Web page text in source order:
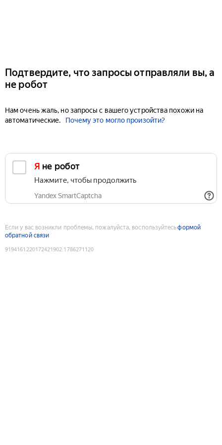
Подтвердите, что запросы отправляли вы, а
не робот
Нам очень жаль, но запросы с вашего устройства похожи на
автоматические.
Почему это могло произойти?
Я не робот
Нажмите, чтобы продолжить
Yandex SmartCaptcha
Если у вас возникли проблемы, пожалуйста, воспользуйтесьформой
обратной связи
9194161220172421902:1786271120